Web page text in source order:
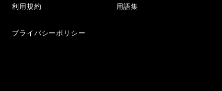
利用規約
プライバシーポリシー
用語集